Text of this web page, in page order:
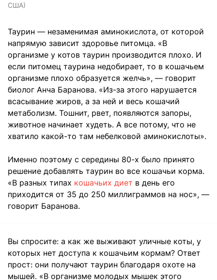
США)
Таурин — незаменимая аминокислота, от которой
напрямую зависит здоровье питомца. «В
организме у котов таурин производится плохо. И
если питомец таурина недобирает, то в кошачьем
организме плохо образуется желчь», — говорит
биолог Анча Баранова. «Из-за этого нарушается
всасывание жиров, а за ней и весь кошачий
метаболизм. Тошнит, рвет, появляются запоры,
животное начинает худеть. А все потому, что не
хватило какой-то там небелковой аминокислоты».
Именно поэтому с середины 80-х было принято
решение добавлять таурин во все кошачьи корма.
«В разных типах кошачьих диет в день его
приходится от 35 до 250 миллиграммов на нос», —
говорит Баранова.
Вы спросите: а как же выживают уличные коты, у
которых нет доступа к кошачьим кормам? Ответ
прост: они получают таурин благодаря охоте на
мышей. «В организме молодых мышек этого